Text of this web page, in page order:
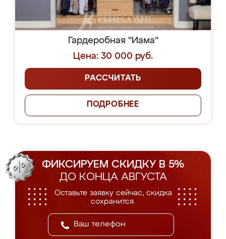
Гардеробная "Иама"
Цена: 30 000 руб.
РАССЧИТАТЬ
ПОДРОБНЕЕ
ФИКСИРУЕМ СКИДКУ В 5%
ДО КОНЦА АВГУСТА
Оставьте заявку сейчас, скидка
сохранится.